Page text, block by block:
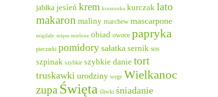
jabłka jesień krem kruszonka kurczak lato
makaron maliny marchew mascarpone
migdały mięso mielone obiad owoce papryka
pieczarki pomidory sałatka sernik sos
szpinak szybkie szybkie danie tort
truskawki urodziny wege Wielkanoc
zupa Święta śliwki śniadanie